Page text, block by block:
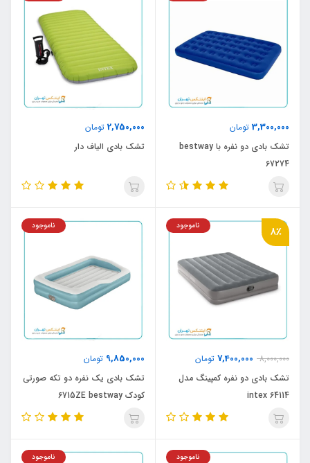
3,300,000 تومان
تشک بادی دو نفره با bestway
67274
2,750,000 تومان
تشک بادی الیاف دار
8٪
8,000,000
7,400,000 تومان
ناموجود
تشک بادی دو نفره کمپینگ مدل
intex 64114
9,850,000 تومان
ناموجود
تشک بادی یک نفره دو تکه صورتی
کودک 6715ZE bestway
ناموجود ناموجود